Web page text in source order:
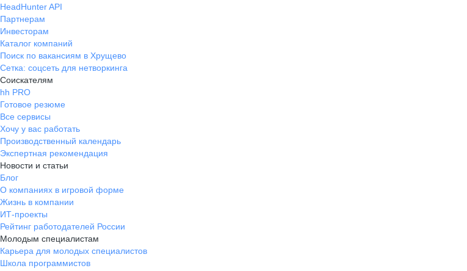
HeadHunter API
Партнерам
Инвесторам
Каталог компаний
Поиск по вакансиям в Хрущево
Сетка: соцсеть для нетворкинга
Соискателям
hh PRO
Готовое резюме
Все сервисы
Хочу у вас работать
Производственный календарь
Экспертная рекомендация
Новости и статьи
Блог
О компаниях в игровой форме
Жизнь в компании
ИТ-проекты
Рейтинг работодателей России
Молодым специалистам
Карьера для молодых специалистов
Школа программистов